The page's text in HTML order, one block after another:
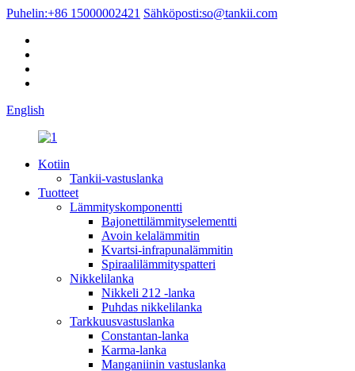
Puhelin:+86 15000002421 Sähköposti:so@tankii.com
English
Kotiin
Tankii-vastuslanka
Tuotteet
Lämmityskomponentti
Bajonettilämmityselementti
Avoin kelalämmitin
Kvartsi-infrapunalämmitin
Spiraalilämmityspatteri
Nikkelilanka
Nikkeli 212 -lanka
Puhdas nikkelilanka
Tarkkuusvastuslanka
Constantan-lanka
Karma-lanka
Manganiinin vastuslanka